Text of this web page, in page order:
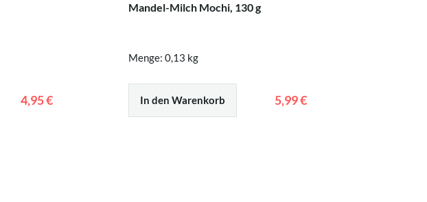
4,95 €
Mandel-Milch Mochi, 130 g
Menge: 0,13 kg
In den Warenkorb 5,99 €